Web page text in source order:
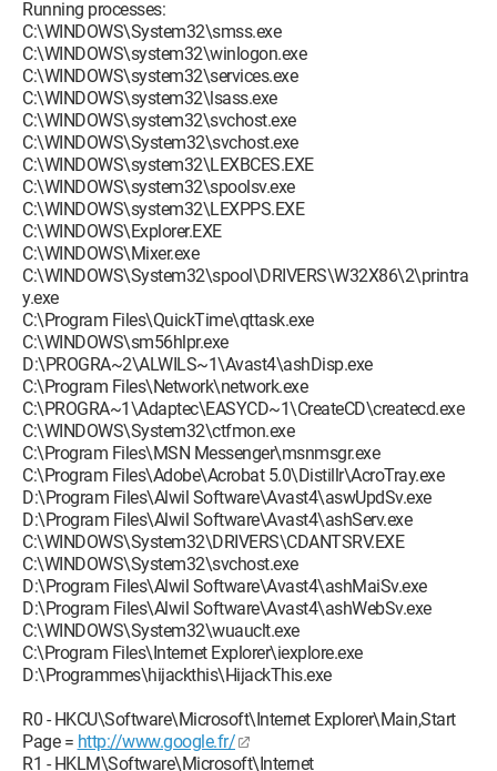
Running processes:
C:\WINDOWS\System32\smss.exe
C:\WINDOWS\system32\winlogon.exe
C:\WINDOWS\system32\services.exe
C:\WINDOWS\system32\lsass.exe
C:\WINDOWS\system32\svchost.exe
C:\WINDOWS\System32\svchost.exe
C:\WINDOWS\system32\LEXBCES.EXE
C:\WINDOWS\system32\spoolsv.exe
C:\WINDOWS\system32\LEXPPS.EXE
C:\WINDOWS\Explorer.EXE
C:\WINDOWS\Mixer.exe
C:\WINDOWS\System32\spool\DRIVERS\W32X86\2\printra
y.exe
C:\Program Files\QuickTime\qttask.exe
C:\WINDOWS\sm56hlpr.exe
D:\PROGRA~2\ALWILS~1\Avast4\ashDisp.exe
C:\Program Files\Network\network.exe
C:\PROGRA~1\Adaptec\EASYCD~1\CreateCD\createcd.exe
C:\WINDOWS\System32\ctfmon.exe
C:\Program Files\MSN Messenger\msnmsgr.exe
C:\Program Files\Adobe\Acrobat 5.0\Distillr\AcroTray.exe
D:\Program Files\Alwil Software\Avast4\aswUpdSv.exe
D:\Program Files\Alwil Software\Avast4\ashServ.exe
C:\WINDOWS\System32\DRIVERS\CDANTSRV.EXE
C:\WINDOWS\System32\svchost.exe
D:\Program Files\Alwil Software\Avast4\ashMaiSv.exe
D:\Program Files\Alwil Software\Avast4\ashWebSv.exe
C:\WINDOWS\System32\wuauclt.exe
C:\Program Files\Internet Explorer\iexplore.exe
D:\Programmes\hijackthis\HijackThis.exe
R0 - HKCU\Software\Microsoft\Internet Explorer\Main,Start
Page = http://www.google.fr/
R1 - HKLM\Software\Microsoft\Internet